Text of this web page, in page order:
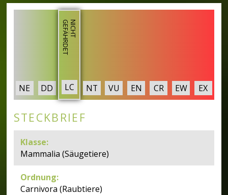
NE DD
N
I
C
H
T
G
E
F
Ä
H
R
D
E
T
LC NT VU EN CR EW EX
STECKBRIEF
Klasse:
Mammalia (Säugetiere)
Ordnung:
Carnivora (Raubtiere)